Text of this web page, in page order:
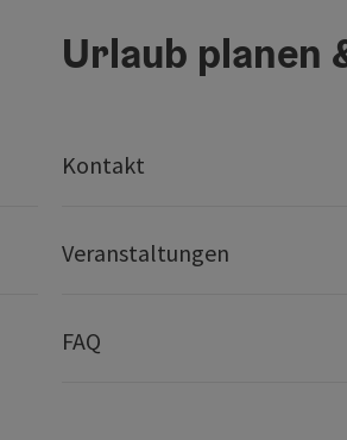
Urlaub planen
Kontakt
Veranstaltungen
FAQ